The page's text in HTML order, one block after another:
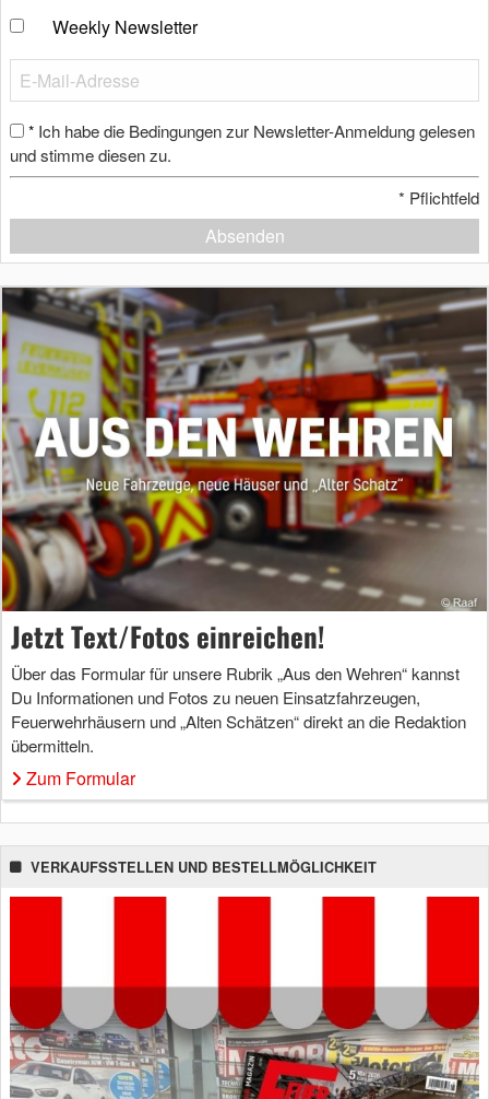
Weekly Newsletter
* Ich habe die Bedingungen zur Newsletter-Anmeldung gelesen
und stimme diesen zu.
* Pflichtfeld
Absenden
Jetzt Text/Fotos einreichen!
Über das Formular für unsere Rubrik „Aus den Wehren“ kannst
Du Informationen und Fotos zu neuen Einsatzfahrzeugen,
Feuerwehrhäusern und „Alten Schätzen“ direkt an die Redaktion
übermitteln.
Zum Formular
VERKAUFSSTELLEN UND BESTELLMÖGLICHKEIT